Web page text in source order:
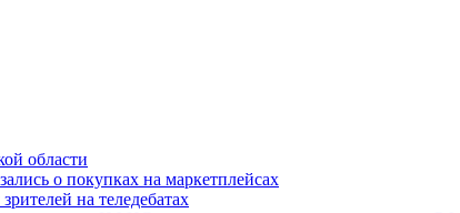
области
о покупках на маркетплейсах
на теледебатах